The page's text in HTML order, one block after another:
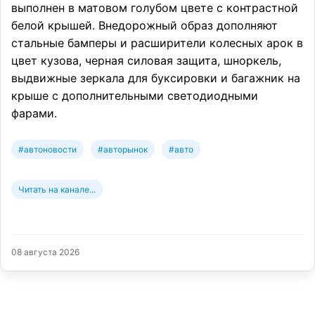
выполнен в матовом голубом цвете с контрастной
белой крышей. Внедорожный образ дополняют
стальные бамперы и расширители колесных арок в
цвет кузова, черная силовая защита, шноркель,
выдвижные зеркала для буксировки и багажник на
крыше с дополнительными светодиодными
фарами.
#автоновости #авторынок #авто
Читать на канале...
08 августа 2026